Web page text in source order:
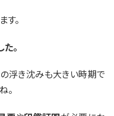
す。
。
浮き沈みも大きい時期で
。